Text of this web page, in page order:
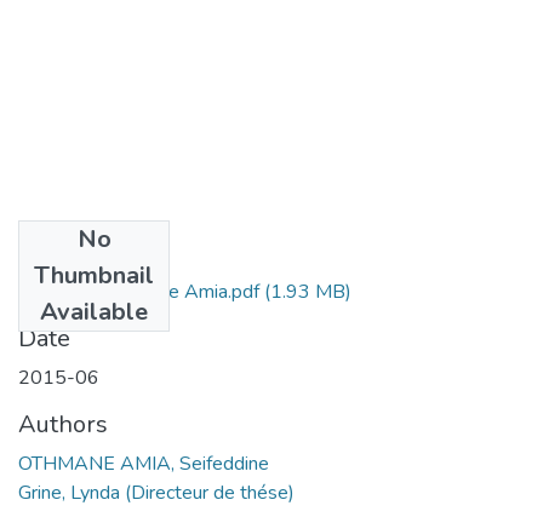
No
Thumbnail
Available
Othman Seifeddine Amia.pdf(1.93 MB)
Date
2015-06
Authors
OTHMANE AMIA, Seifeddine
Grine, Lynda (Directeur de thése)